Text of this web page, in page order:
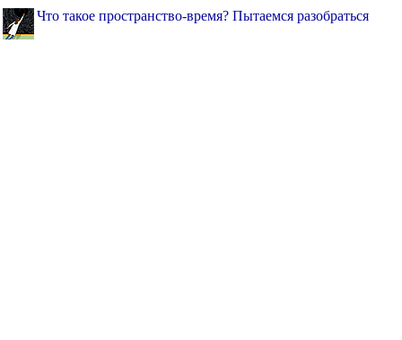
Что такое пространство-время? Пытаемся разобраться